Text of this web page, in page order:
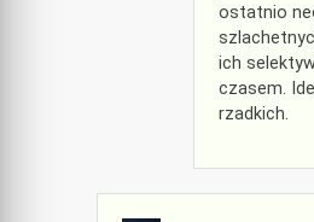
ostatnio
ich
czasem.
rzadkich.